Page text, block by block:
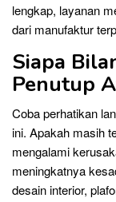
lengkap, layanan
dari manufaktur
Siapa
Penutup
Coba perhatikan
ini. Apakah masih
mengalami
meningkatnya
desain interior,